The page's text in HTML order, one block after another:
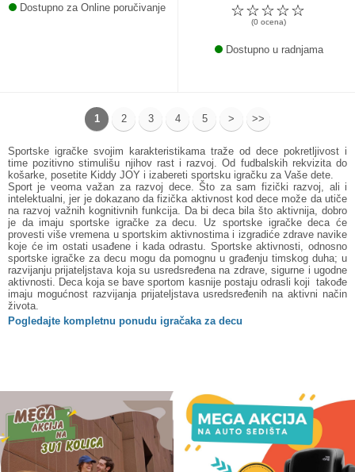
Dostupno za Online poručivanje ☆
☆
☆
☆
☆
(0 ocena)
Dostupno u radnjama
1 2 3 4 5 > >>
Sportske igračke svojim karakteristikama traže od dece pokretljivost i
time pozitivno stimulišu njihov rast i razvoj. Od fudbalskih rekvizita do
košarke, posetite Kiddy JOY i izabereti sportsku igračku za Vaše dete.
Sport je veoma važan za razvoj dece. Što za sam fizički razvoj, ali i
intelektualni, jer je dokazano da fizička aktivnost kod dece može da utiče
na razvoj važnih kognitivnih funkcija. Da bi deca bila što aktivnija, dobro
je da imaju sportske igračke za decu. Uz sportske igračke deca će
provesti više vremena u sportskim aktivnostima i izgradiće zdrave navike
koje će im ostati usađene i kada odrastu. Sportske aktivnosti, odnosno
sportske igračke za decu mogu da pomognu u građenju timskog duha; u
razvijanju prijateljstava koja su usredsređena na zdrave, sigurne i ugodne
aktivnosti. Deca koja se bave sportom kasnije postaju odrasli koji takođe
imaju mogućnost razvijanja prijateljstava usredsređenih na aktivni način
života.
Pogledajte kompletnu ponudu igračaka za decu